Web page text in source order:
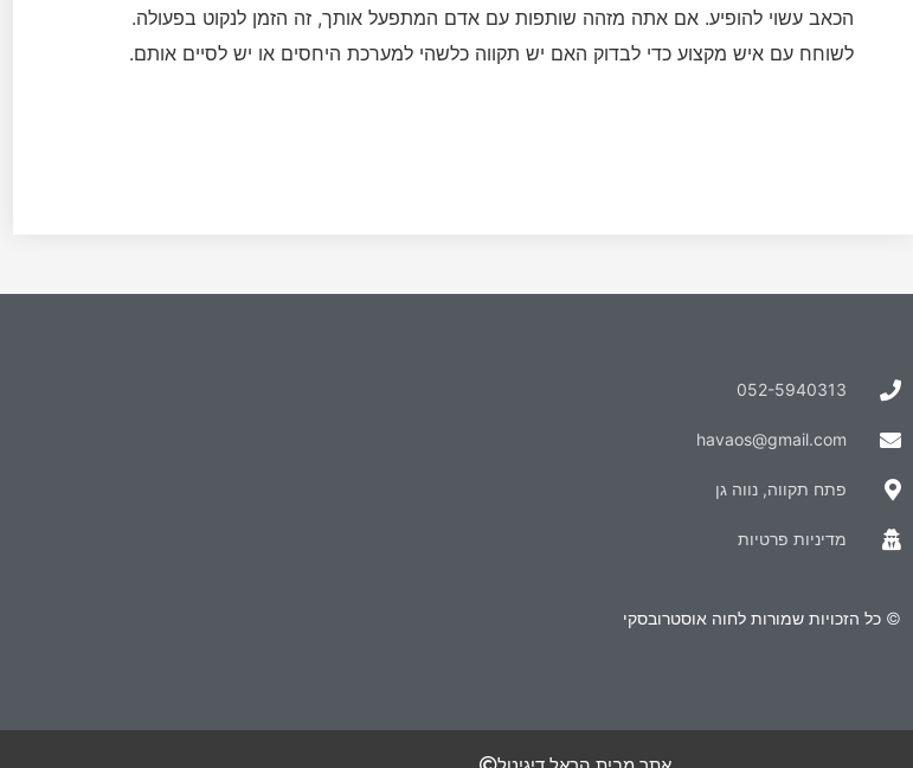
הכאב עשוי להופיע. אם אתה מזהה שותפות עם אדם המתפעל אותך, זה הזמן לנקוט בפעולה.
לשוחח עם איש מקצוע כדי לבדוק האם יש תקווה כלשהי למערכת היחסים או יש לסיים אותם.
052-5940313
havaos@gmail.com
פתח תקווה, נווה גן
מדיניות פרטיות
© כל הזכויות שמורות לחוה אוסטרובסקי